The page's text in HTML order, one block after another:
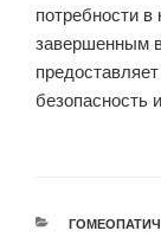
потребности
завершенным
безопасность
РУБРИКИ